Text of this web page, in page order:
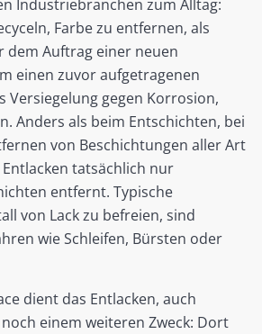
Industriebranchen zum Alltag:
Farbe zu entfernen, als
dem Auftrag einer neuen
einen zuvor aufgetragenen
Versiegelung gegen Korrosion,
Anders als beim Entschichten, bei
von Beschichtungen aller Art
tatsächlich nur
entfernt. Typische
von Lack zu befreien, sind
wie Schleifen, Bürsten oder
dient das Entlacken, auch
einem weiteren Zweck: Dort